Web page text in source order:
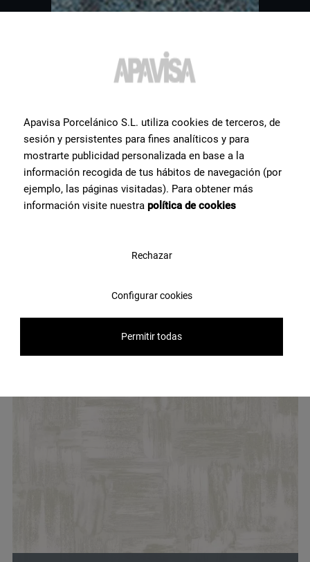
carreauxpouvant
Nous vous montrons une sélection des produits céramiques les
plus recherchés par nos utilisateurs.
Apavisa Porcelánico S.L. utiliza cookies de terceros, de
sesión y persistentes para fines analíticos y para
mostrarte publicidad personalizada en base a la
información recogida de tus hábitos de navegación (por
ejemplo, las páginas visitadas). Para obtener más
información visite nuestra política de cookies
Rechazar
Configurar cookies
Permitir todas